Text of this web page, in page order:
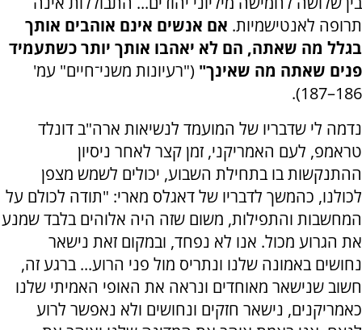
תרופה לאנטישמיות. אם אנשים אינם אוהבים אותך
בגלל מה שאתה, הם לא יאהבו אותך יותר כשתעמיד
פנים שאתה מה שאינך" ("רעיונות משני־חיים" עמ'
186–187).
נדמה לי שדבריו של המועמד לנשיאות ארה"ב דונלד
טראמפ, לעם האמריקני, זמן קצר לאחר ניסיון
ההתנקשות בו בתחילת השבוע, יכולים לשמש מצפן
לכולנו, כהמשך לדבריו של דאגלס מארי: "תודה לכולם על
המחשבות והתפילות, משום שזה היה אלוהים בלבד שמנע
את הגרוע מכול. אנו לא נפחד, ובמקום זאת נישאר
נחושים באמונה שלנו ונתריס מול פני הרוע... ברגע זה,
חשוב שנישאר מאוחדים ונראה את האופי האמיתי שלנו
כאמריקנים, נישאר חזקים ונחושים ולא נאפשר לרוע